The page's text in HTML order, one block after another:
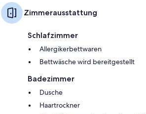
Zimmerausstattung
Schlafzimmer
Allergikerbettwaren
Bettwäsche wird bereitgestellt
Badezimmer
Dusche
Haartrockner